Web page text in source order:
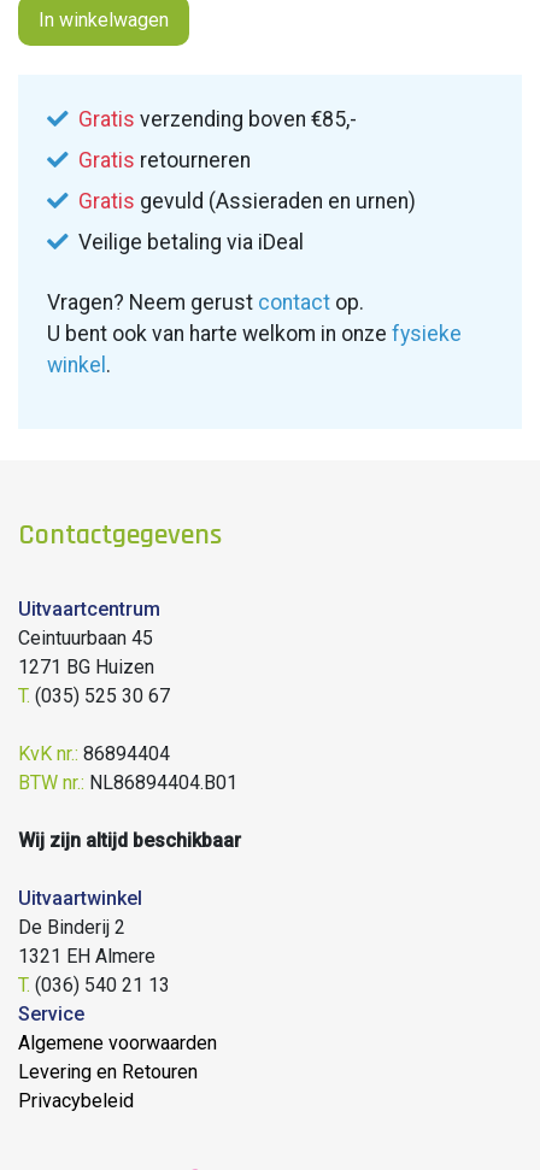
In winkelwagen
Gratis verzending boven €85,-
Gratis retourneren
Gratis gevuld (Assieraden en urnen)
Veilige betaling via iDeal
Vragen? Neem gerust contact op.
U bent ook van harte welkom in onze fysieke
winkel .
Contactgegevens
Uitvaartcentrum
Ceintuurbaan 45
1271 BG Huizen
T. (035) 525 30 67
KvK nr.: 86894404
BTW nr.: NL86894404.B01
Wij zijn altijd beschikbaar
Uitvaartwinkel
De Binderij 2
1321 EH Almere
T. (036) 540 21 13
Service
Algemene voorwaarden
Levering en Retouren
Privacybeleid